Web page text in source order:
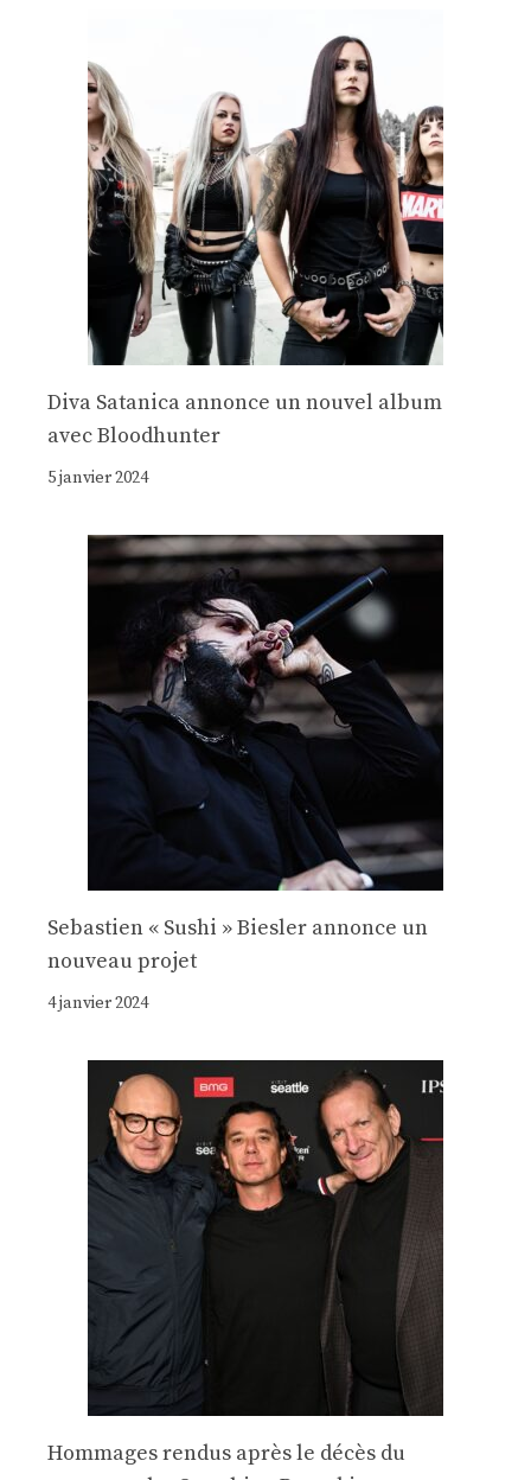
Diva Satanica annonce un nouvel album
avec Bloodhunter
5 janvier 2024
Sebastien « Sushi » Biesler annonce un
nouveau projet
4 janvier 2024
Hommages rendus après le décès du